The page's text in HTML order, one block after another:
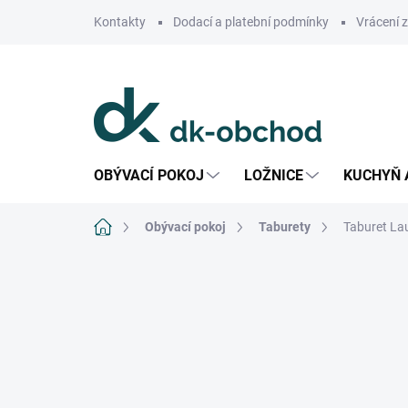
Kontakty Dodací a platební podmínky Vrácení
OBÝVACÍ POKOJ LOŽNICE KUCHYŇ
Domů Obývací pokoj Taburety Taburet